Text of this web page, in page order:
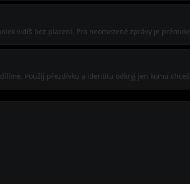
vidíš bez placení. Pro neomezené zprávy je
Použij přezdívku a identitu odkryj jen komu chceš.